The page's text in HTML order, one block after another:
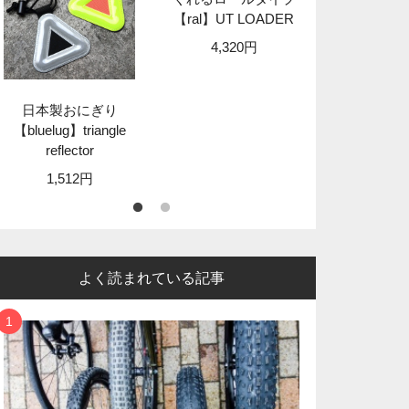
日本製おにぎり
【bluelug】triangle
reflector
1,512円
【ral】UT LOADER
4,320円
よく読まれている記事